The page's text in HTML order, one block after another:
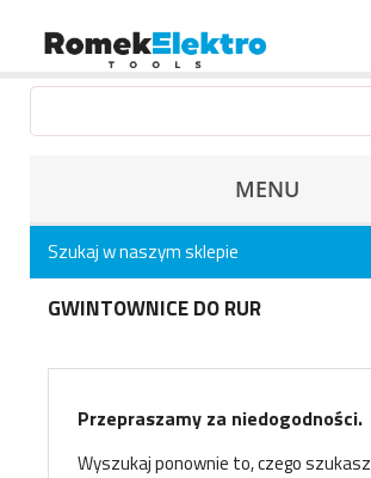
MENU
GWINTOWNICE DO RUR
Przepraszamy za niedogodności.
Wyszukaj ponownie to, czego szukasz